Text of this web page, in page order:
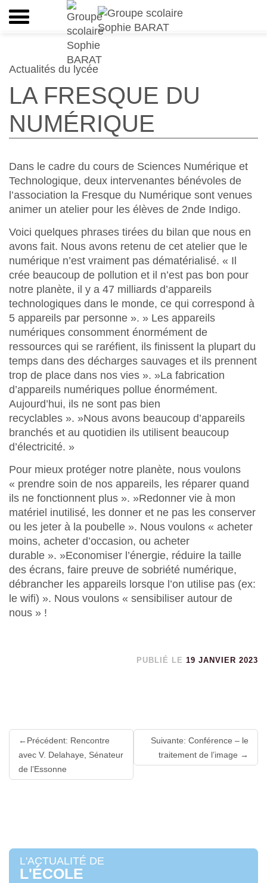
Actualités du lycée
LA FRESQUE DU
NUMÉRIQUE
Dans le cadre du cours de Sciences Numérique et
Technologique, deux intervenantes bénévoles de
l’association la Fresque du Numérique sont venues
animer un atelier pour les élèves de 2nde Indigo.
Voici quelques phrases tirées du bilan que nous en
avons fait. Nous avons retenu de cet atelier que le
numérique n’est vraiment pas dématérialisé. « Il
crée beaucoup de pollution et il n’est pas bon pour
notre planète, il y a 47 milliards d’appareils
technologiques dans le monde, ce qui correspond à
5 appareils par personne ». » Les appareils
numériques consomment énormément de
ressources qui se raréfient, ils finissent la plupart du
temps dans des décharges sauvages et ils prennent
trop de place dans nos vies ». »La fabrication
d’appareils numériques pollue énormément.
Aujourd’hui, ils ne sont pas bien
recyclables ». »Nous avons beaucoup d’appareils
branchés et au quotidien ils utilisent beaucoup
d’électricité. »
Pour mieux protéger notre planète, nous voulons
« prendre soin de nos appareils, les réparer quand
ils ne fonctionnent plus ». »Redonner vie à mon
matériel inutilisé, les donner et ne pas les conserver
ou les jeter à la poubelle ». Nous voulons « acheter
moins, acheter d’occasion, ou acheter
durable ». »Economiser l’énergie, réduire la taille
des écrans, faire preuve de sobriété numérique,
débrancher les appareils lorsque l’on utilise pas (ex:
le wifi) ». Nous voulons « sensibiliser autour de
nous » !
PUBLIÉ LE 19 JANVIER 2023
Lire
suite
Précédent: Rencontre
avec V. Delahaye, Sénateur
de l’Essonne
Suivante: Conférence – le
traitement de l’image
L'ACTUALITÉ DE
L'ÉCOLE